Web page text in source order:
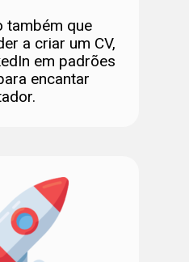
também que
a criar um CV,
em padrões
encantar